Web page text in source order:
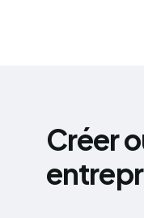
Créer